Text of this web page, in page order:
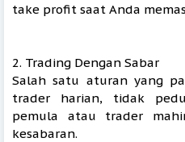
take profit saat Anda
2. Trading Dengan Sabar
Salah satu aturan yang
trader harian, tidak
pemula atau trader
kesabaran.